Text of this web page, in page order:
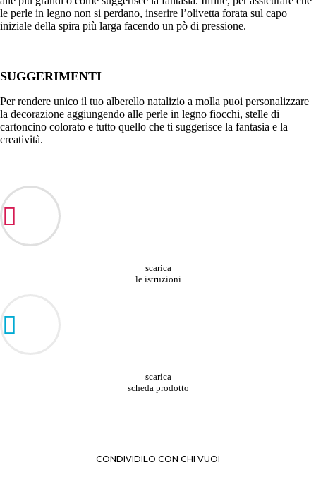
le perle in legno non si perdano, inserire l’olivetta forata sul capo
iniziale della spira più larga facendo un pò di pressione.
SUGGERIMENTI
Per rendere unico il tuo alberello natalizio a molla puoi personalizzare
la decorazione aggiungendo alle perle in legno fiocchi, stelle di
cartoncino colorato e tutto quello che ti suggerisce la fantasia e la
creatività.
scarica
le istruzioni
scarica
scheda prodotto
CONDIVIDILO CON CHI VUOI